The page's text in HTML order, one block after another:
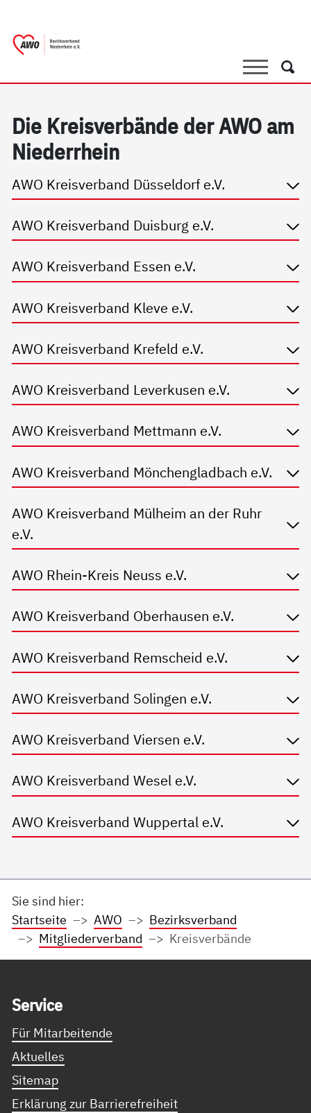
SucheSuche
Die Kreis­ver­bän­de der AWO am
Nie­der­r­hein
AWO Kreisverband Düsseldorf e.V.
AWO Kreisverband Duisburg e.V.
AWO Kreisverband Essen e.V.
AWO Kreisverband Kleve e.V.
AWO Kreisverband Krefeld e.V.
AWO Kreisverband Leverkusen e.V.
AWO Kreisverband Mettmann e.V.
AWO Kreisverband Mönchengladbach e.V.
AWO Kreisverband Mülheim an der Ruhr
e.V.
AWO Rhein-Kreis Neuss e.V.
AWO Kreisverband Oberhausen e.V.
AWO Kreisverband Remscheid e.V.
AWO Kreisverband Solingen e.V.
AWO Kreisverband Viersen e.V.
AWO Kreisverband Wesel e.V.
AWO Kreisverband Wuppertal e.V.
Sie sind hier:
Startseite
AWO
Bezirksverband
Mitgliederverband
Kreisverbände
Ser­vice
Für Mitarbeitende
Aktuelles
Sitemap
Erklärung zur Barrierefreiheit